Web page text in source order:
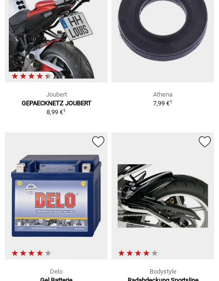
Joubert
GEPAECKNETZ JOUBERT
8,99 €1
Athena
7,99 €1
Delo
Bodystyle